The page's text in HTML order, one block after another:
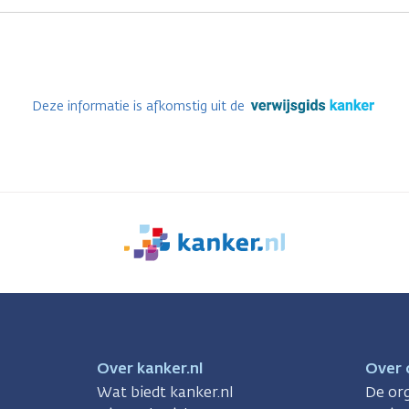
Deze informatie is afkomstig uit de
We
er
Over kanker.nl
Wat biedt kanker.nl
Over
De